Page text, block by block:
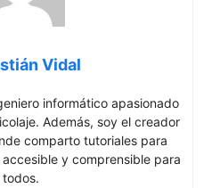
Vidal
informático apasionado
Además, soy el creador
comparto tutoriales para
y comprensible para
todos.